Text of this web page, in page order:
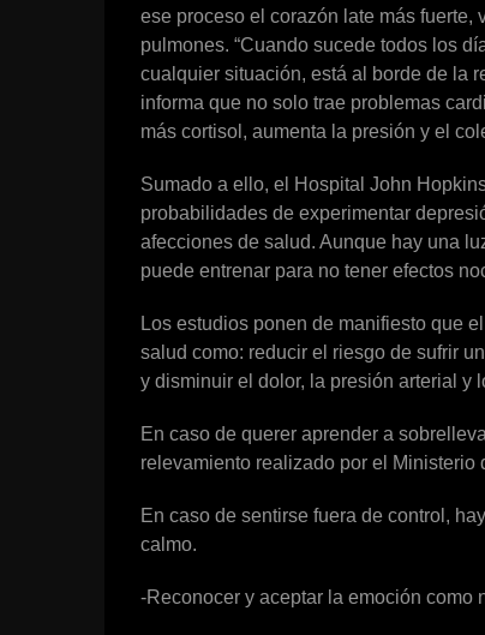
ese proceso el corazón late más fuerte,
pulmones. “Cuando sucede todos los
cualquier situación, está al borde de la
informa que no solo trae problemas
más cortisol, aumenta la presión y el
Sumado a ello, el Hospital John
probabilidades de experimentar
afecciones de salud. Aunque hay una
puede entrenar para no tener efectos
Los estudios ponen de manifiesto que
salud como: reducir el riesgo de sufrir
y disminuir el dolor, la presión arterial y
En caso de querer aprender a
relevamiento realizado por el Ministerio
En caso de sentirse fuera de control,
calmo.
-Reconocer y aceptar la emoción como